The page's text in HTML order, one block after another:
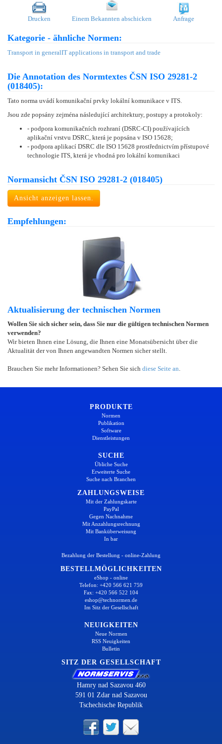
Drucken Einem Bekannten abschicken Anfrage
Kategorie - ähnliche Normen:
Transport in generalIT applications in transport and trade
Die Annotation des Normtextes ČSN ISO 29281-2
(018405):
Tato norma uvádí komunikační prvky lokální komunikace v ITS.
Jsou zde popsány zejména následující architektury, postupy a protokoly:
- podpora komunikačních rozhraní (DSRC-CI) používajících
aplikační vrstvu DSRC, která je popsána v ISO 15628;
- podpora aplikací DSRC dle ISO 15628 prostřednictvím přístupové
technologie ITS, která je vhodná pro lokální komunikaci
Normansicht ČSN ISO 29281-2 (018405)
Ansicht anzeigen lassen.
Empfehlungen:
Aktualisierung der technischen Normen
Wollen Sie sich sicher sein, dass Sie nur die gültigen technischen Normen
verwenden?
Wir bieten Ihnen eine Lösung, die Ihnen eine Monatsübersicht über die
Aktualität der von Ihnen angewandten Normen sicher stellt.
Brauchen Sie mehr Informationen? Sehen Sie sich diese Seite an
PRODUKTE
Normen
Publikation
Software
Dienstleistungen
SUCHE
Übliche Suche
Erweiterte Suche
Suche nach Branchen
ZAHLUNGSWEISE
Mit der Zahlungskarte
PayPal
Gegen Nachnahme
Mit Anzahlungsrechnung
Mit Banküberweisung
In bar
Bezahlung der Bestellung - online-Zahlung
BESTELLMÖGLICHKEITEN
eShop - online
Telefon: +420 566 621 759
Fax: +420 566 522 104
eshop@technormen.de
Im Sitz der Gesellschaft
NEUIGKEITEN
Neue Normen
RSS Neuigkeiten
Bulletin
SITZ DER GESELLSCHAFT
Hamry nad Sazavou 460
591 01 Zdar nad Sazavou
Tschechische Republik